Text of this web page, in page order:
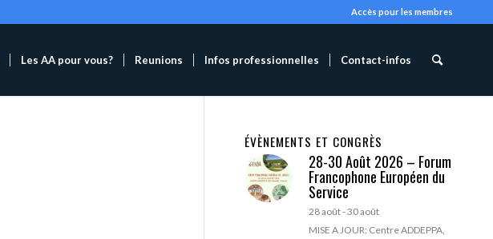
Accès pour les membres
Les AA pour vous? Reunions Infos professionnelles Contact-infos
ÉVÈNEMENTS ET CONGRÈS
28-30 Août 2026 – Forum
Francophone Européen du
Service
28 août-30 août
MISE A JOUR: Centre ADDEPPA,